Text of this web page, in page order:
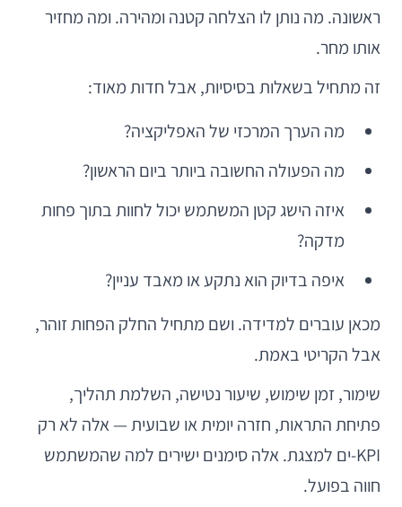
ראשונה. מה נותן לו הצלחה קטנה ומהירה. ומה מחזיר
אותו מחר.
זה מתחיל בשאלות בסיסיות, אבל חדות מאוד:
מה הערך המרכזי של האפליקציה?
מה הפעולה החשובה ביותר ביום הראשון?
איזה הישג קטן המשתמש יכול לחוות בתוך פחות
מדקה?
איפה בדיוק הוא נתקע או מאבד עניין?
מכאן עוברים למדידה. ושם מתחיל החלק הפחות זוהר,
אבל הקריטי באמת.
שימור, זמן שימוש, שיעור נטישה, השלמת תהליך,
פתיחת התראות, חזרה יומית או שבועית — אלה לא רק
KPI-ים למצגת. אלה סימנים ישירים למה שהמשתמש
חווה בפועל.